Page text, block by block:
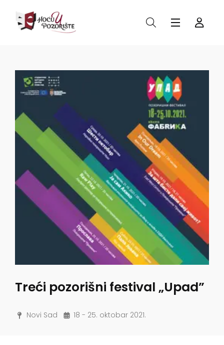
Treći pozorišni festival „Upad”
Novi Sad 18 - 25. oktobar 2021.